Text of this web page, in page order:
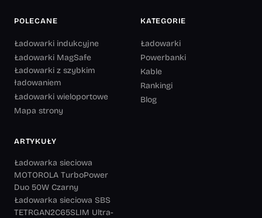
POLECANE
Ładowarki indukcyjne
Ładowarki MagSafe
Ładowarki z szybkim
ładowaniem
Ładowarki wieloportowe
Mapa strony
KATEGORIE
Ładowarki
Powerbanki
Kable
Rankingi
Blog
ARTYKUŁY
Ładowarka sieciowa
MOTOROLA TurboPower
Duo 50W Czarny
Ładowarka sieciowa SBS
TETRGAN2C65SLIM Ultra-